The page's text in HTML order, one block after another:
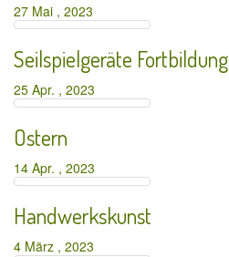
27 Mai , 2023
Seilspielgeräte Fortbildung
25 Apr. , 2023
Ostern
14 Apr. , 2023
Handwerkskunst
4 März , 2023